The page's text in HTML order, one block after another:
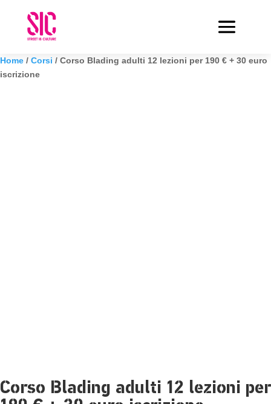
Home / Corsi / Corso Blading adulti 12 lezioni per 190 € + 30 euro
iscrizione
Corso Blading adulti 12 lezioni per